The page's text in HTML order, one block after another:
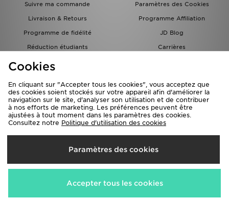
Suivre ma commande
Paramètres des Cookies
Livraison & Retours
Programme Affiliation
Programme de fidélité
JD Blog
Réduction étudiants
Carrières
Carte Cadeau
Livraison Vers
France
Nous acceptons les méthodes de paiement suivantes
Cookies
En cliquant sur "Accepter tous les cookies", vous acceptez que
des cookies soient stockés sur votre appareil afin d'améliorer la
navigation sur le site, d'analyser son utilisation et de contribuer
à nos efforts de marketing. Les préférences peuvent être
ajustées à tout moment dans les paramètres des cookies.
Consultez notre Politique d'utilisation des cookies
Paramètres des cookies
Accepter tous les cookies